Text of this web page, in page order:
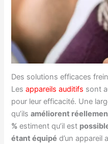
Des solutions efficaces
Lesappareils auditifs sont
pour leur efficacité. Une
qu’ilsaméliorent
%estiment qu’il est
étant équipé d’un appareil